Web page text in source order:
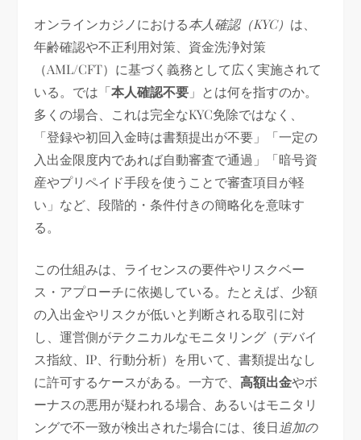
オンラインカジノにおける本人確認（KYC） は、
年齢確認や不正利用対策、資金洗浄対策
（AML/CFT）に基づく義務として広く実施されて
いる。では「本人確認不要 」とは何を指すのか。
多くの場合、これは完全なKYC免除ではなく、
「登録や初回入金時は書類提出が不要」「一定の
入出金限度内であれば自動審査で通過」「暗号資
産やプリペイド手段を使うことで審査項目が軽
い」など、段階的・条件付きの簡略化を意味す
る。
この仕組みは、ライセンスの要件やリスクベー
ス・アプローチに依拠している。たとえば、少額
の入出金やリスクが低いと判断される取引に対
し、運営側がテクニカルなモニタリング（デバイ
ス指紋、IP、行動分析）を用いて、書類提出なし
に許可するケースがある。一方で、高額出金やボ
ーナスの悪用が疑われる場合、あるいはモニタリ
ングで不一致が検出された場合には、後日追加の